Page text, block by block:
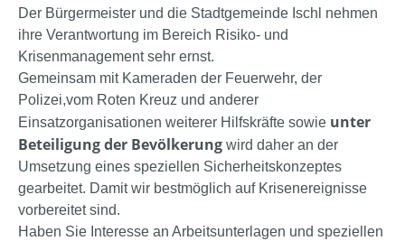
Der Bürgermeister und die Stadtgemeinde Ischl nehmen
ihre Verantwortung im Bereich Risiko- und
Krisenmanagement sehr ernst.
Gemeinsam mit Kameraden der Feuerwehr, der
Polizei,vom Roten Kreuz und anderer
Einsatzorganisationen weiterer Hilfskräfte sowie unter
Beteiligung der Bevölkerung wird daher an der
Umsetzung eines speziellen Sicherheitskonzeptes
gearbeitet. Damit wir bestmöglich auf Krisenereignisse
vorbereitet sind.
Haben Sie Interesse an Arbeitsunterlagen und speziellen